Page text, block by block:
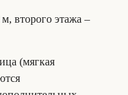
второго этажа –
(мягкая